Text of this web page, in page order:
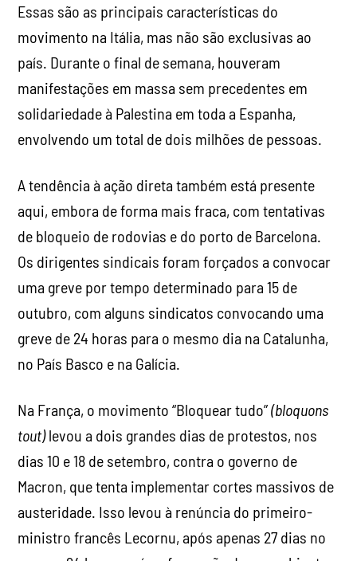
Essas são as principais características do
movimento na Itália, mas não são exclusivas ao
país. Durante o final de semana, houveram
manifestações em massa sem precedentes em
solidariedade à Palestina em toda a Espanha,
envolvendo um total de dois milhões de pessoas.
A tendência à ação direta também está presente
aqui, embora de forma mais fraca, com tentativas
de bloqueio de rodovias e do porto de Barcelona.
Os dirigentes sindicais foram forçados a convocar
uma greve por tempo determinado para 15 de
outubro, com alguns sindicatos convocando uma
greve de 24 horas para o mesmo dia na Catalunha,
no País Basco e na Galícia.
Na França, o movimento “Bloquear tudo”(bloquons
tout)levou a dois grandes dias de protestos, nos
dias 10 e 18 de setembro, contra o governo de
Macron, que tenta implementar cortes massivos de
austeridade. Isso levou à renúncia do primeiro-
ministro francês Lecornu, após apenas 27 dias no